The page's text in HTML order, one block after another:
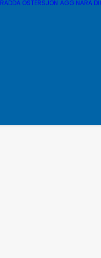
RÄDDA ÖSTERSJÖN ÄGG NÄRA